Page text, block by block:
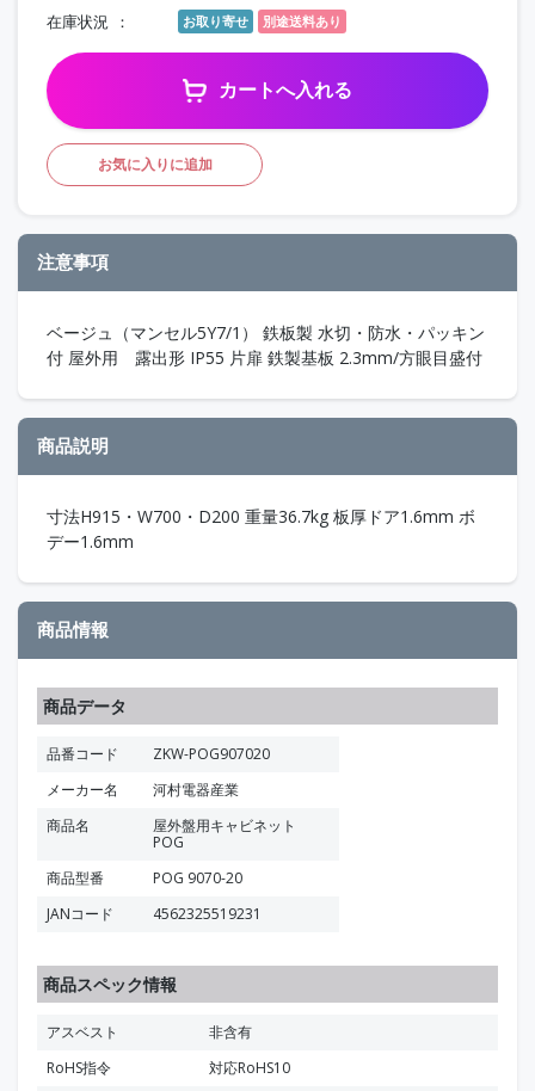
在庫状況 お取り寄せ 別途送料あり
カートへ入れる
お気に入りに追加
注意事項
ベージュ（マンセル5Y7/1） 鉄板製 水切・防水・パッキン
付 屋外用 露出形 IP55 片扉 鉄製基板 2.3mm/方眼目盛付
商品説明
寸法H915・W700・D200 重量36.7kg 板厚ドア1.6mm ボ
デー1.6mm
商品情報
商品データ
品番コード
ZKW-POG907020
メーカー名
河村電器産業
商品名
屋外盤用キャビネット
POG
商品型番
POG 9070-20
JANコード
4562325519231
商品スペック情報
アスベスト
非含有
RoHS指令
対応RoHS10